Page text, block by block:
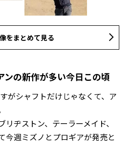
をまとめて見る
ンの新作が多い今日この頃
がシャフトだけじゃなくて、ア
ヂストン、テーラーメイド、
今週ミズノとプロギアが発売と